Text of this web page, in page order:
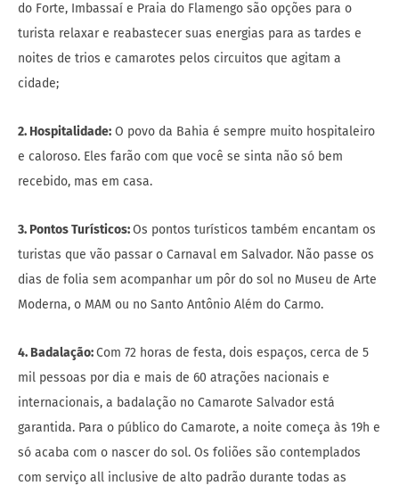
do Forte, Imbassaí e Praia do Flamengo são opções para o
turista relaxar e reabastecer suas energias para as tardes e
noites de trios e camarotes pelos circuitos que agitam a
cidade;
2. Hospitalidade: O povo da Bahia é sempre muito hospitaleiro
e caloroso. Eles farão com que você se sinta não só bem
recebido, mas em casa.
3. Pontos Turísticos:Os pontos turísticos também encantam os
turistas que vão passar o Carnaval em Salvador. Não passe os
dias de folia sem acompanhar um pôr do sol no Museu de Arte
Moderna, o MAM ou no Santo Antônio Além do Carmo.
4. Badalação:Com 72 horas de festa, dois espaços, cerca de 5
mil pessoas por dia e mais de 60 atrações nacionais e
internacionais, a badalação no Camarote Salvador está
garantida. Para o público do Camarote, a noite começa às 19h e
só acaba com o nascer do sol. Os foliões são contemplados
com serviço all inclusive de alto padrão durante todas as